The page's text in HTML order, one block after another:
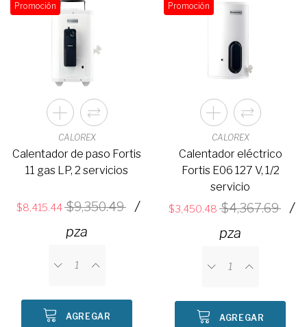
Promoción
CALOREX
Calentador de paso Fortis
11 gas LP, 2 servicios
8,415.44 9,350.49
/
pza
AGREGAR
Promoción
CALOREX
Calentador eléctrico
Fortis E06 127 V, 1/2
servicio
3,450.48 4,367.69
/
pza
AGREGAR